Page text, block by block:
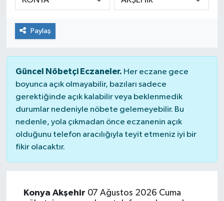
Paylaş
Güncel Nöbetçi Eczaneler. Her eczane gece
boyunca açık olmayabilir, bazıları sadece
gerektiğinde açık kalabilir veya beklenmedik
durumlar nedeniyle nöbete gelemeyebilir. Bu
nedenle, yola çıkmadan önce eczanenin açık
olduğunu telefon aracılığıyla teyit etmeniz iyi bir
fikir olacaktır.
Konya Akşehir 07 Ağustos 2026 Cuma